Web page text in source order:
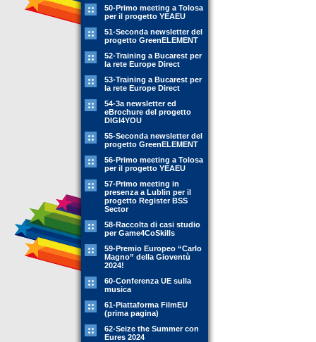
50-Primo meeting a Tolosa
per il progetto YEAEU
51-Seconda newsletter del
progetto GreenELEMENT
52-Training a Bucarest per
la rete Europe Direct
53-Training a Bucarest per
la rete Europe Direct
54-3a newsletter ed
eBrochure del progetto
DIGI4YOU
55-Seconda newsletter del
progetto GreenELEMENT
56-Primo meeting a Tolosa
per il progetto YEAEU
57-Primo meeting in
presenza a Lublin per il
progetto Register BSS
Sector
58-Raccolta di casi studio
per Game4CoSkills
59-Premio Europeo “Carlo
Magno” della Gioventù
2024!
60-Conferenza UE sulla
musica
61-Piattaforma FilmEU
(prima pagina)
62-Seize the Summer con
Eures 2024